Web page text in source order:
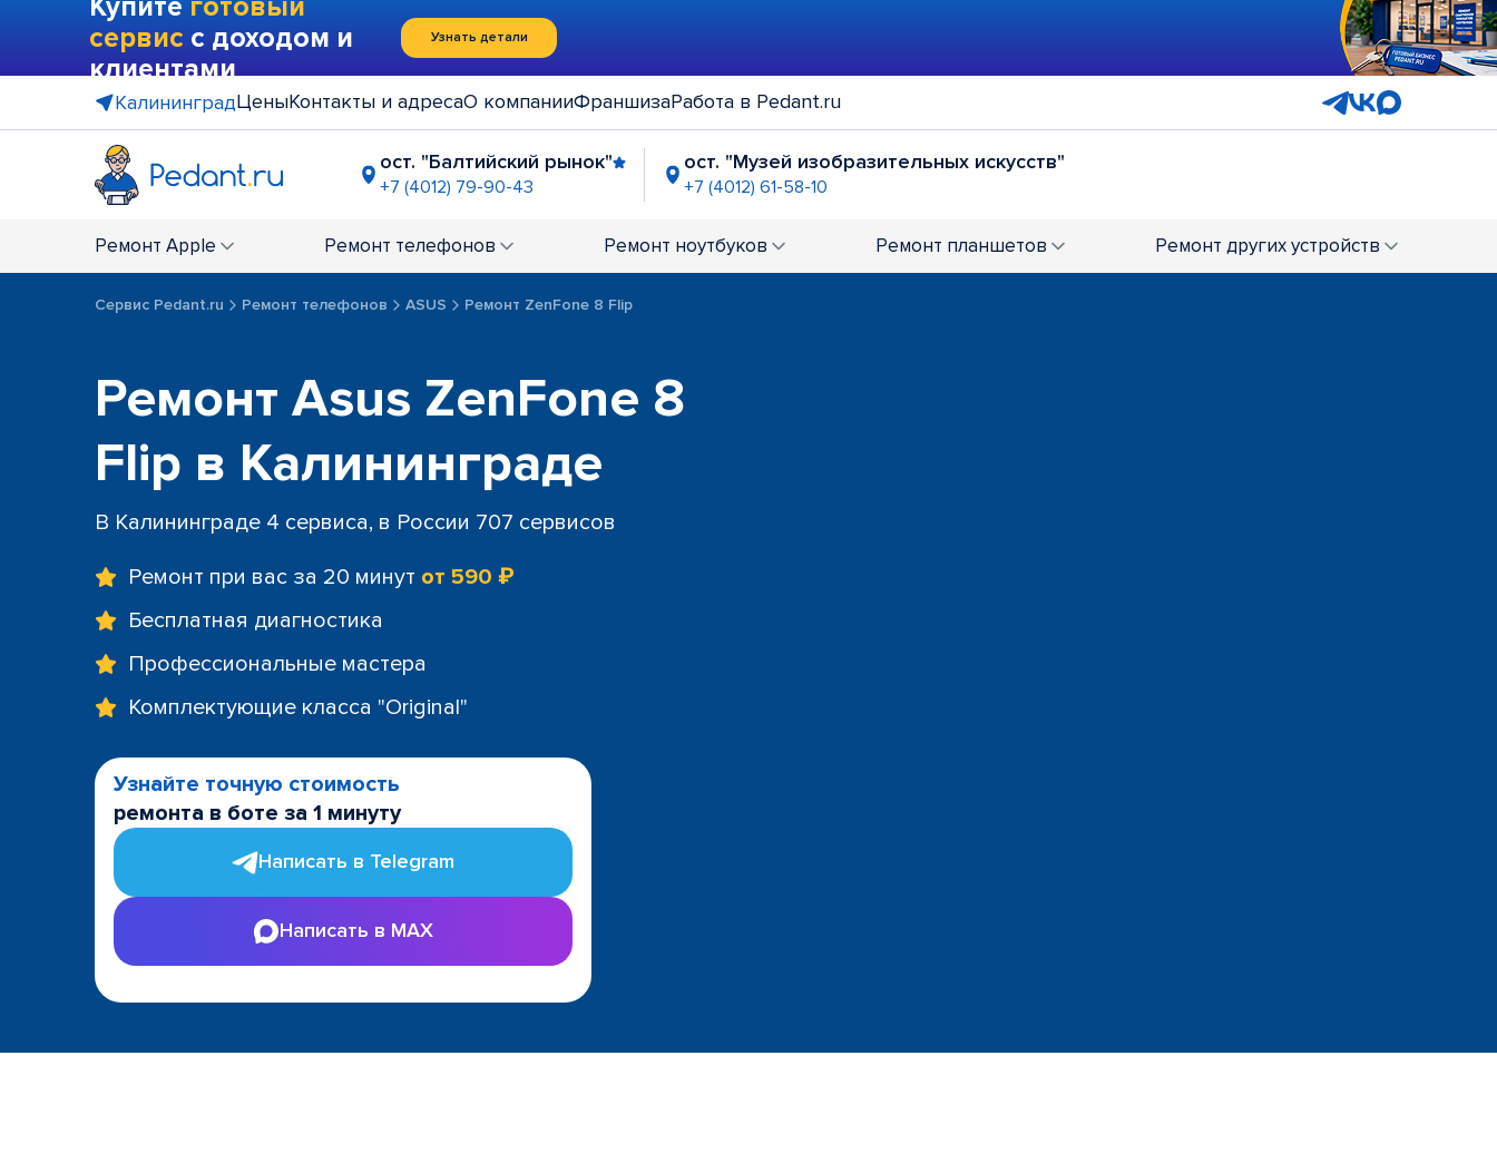
Купите готовый
сервис с доходом и
клиентами
Узнать детали
КалининградЦеныКонтакты и адресаО компанииФраншизаРабота в Pedant.ru
ост. "Балтийский рынок"
+7 (4012) 79-90-43
ост. "Музей изобразительных искусств"
+7 (4012) 61-58-10
+7 (4012) 61-57-59 +7 (4012) 79-91-43
Ремонт Apple Ремонт телефонов Ремонт ноутбуков Ремонт планшетов Ремонт других устройств
Сервис Pedant.ru Ремонт телефонов ASUS Ремонт ZenFone 8 Flip
Ремонт Asus ZenFone 8
Flip в Калининграде
В Калининграде 4 сервиса, в России 707 сервисов
Ремонт при вас за 20 минут от 590 ₽
Бесплатная диагностика
Профессиональные мастера
Комплектующие класса "Original"
Узнайте точную стоимость
ремонта в боте за 1 минуту
Написать в Telegram
Написать в MAX